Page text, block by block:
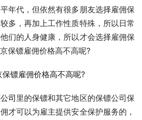
年代，但依然有很多朋友选择雇佣保
多，再加上工作性质特殊，所以日常
们的人身健康，所以才会选择雇佣保
保镖雇佣价格高不高呢?
司里的保镖和其它地区的保镖公司保
才可以为雇主提供安全保护服务的，